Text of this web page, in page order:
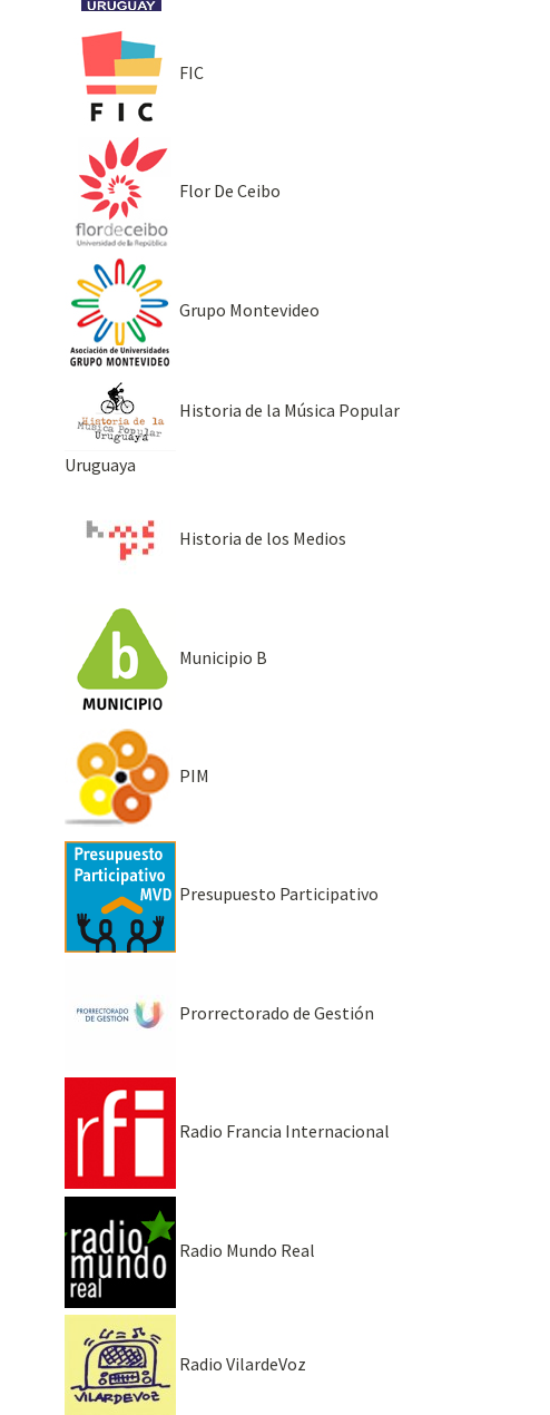
FIC
Flor De Ceibo
Grupo Montevideo
Historia de la Música Popular
Uruguaya
Historia de los Medios
Municipio B
PIM
Presupuesto Participativo
Prorrectorado de Gestión
Radio Francia Internacional
Radio Mundo Real
Radio VilardeVoz